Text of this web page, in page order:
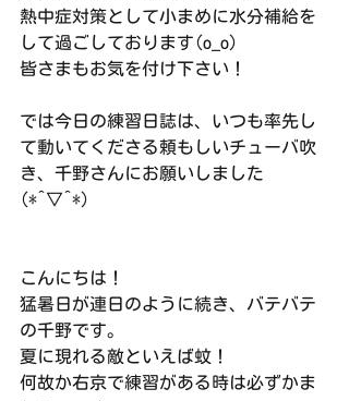
熱中症対策として小まめに水分補給を
して過ごしております(o_o)
皆さまもお気を付け下さい！
では今日の練習日誌は、いつも率先し
て動いてくださる頼もしいチューバ吹
き、千野さんにお願いしました
(*^▽^*)
こんにちは！
猛暑日が連日のように続き、バテバテ
の千野です。
夏に現れる敵といえば蚊！
何故か右京で練習がある時は必ずかま